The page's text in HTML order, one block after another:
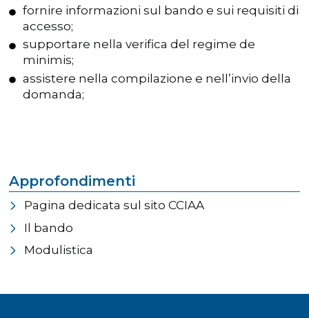
fornire informazioni sul bando e sui requisiti di
accesso;
supportare nella verifica del regime de
minimis;
assistere nella compilazione e nell’invio della
domanda;
Approfondimenti
Pagina dedicata sul sito CCIAA
Il bando
Modulistica